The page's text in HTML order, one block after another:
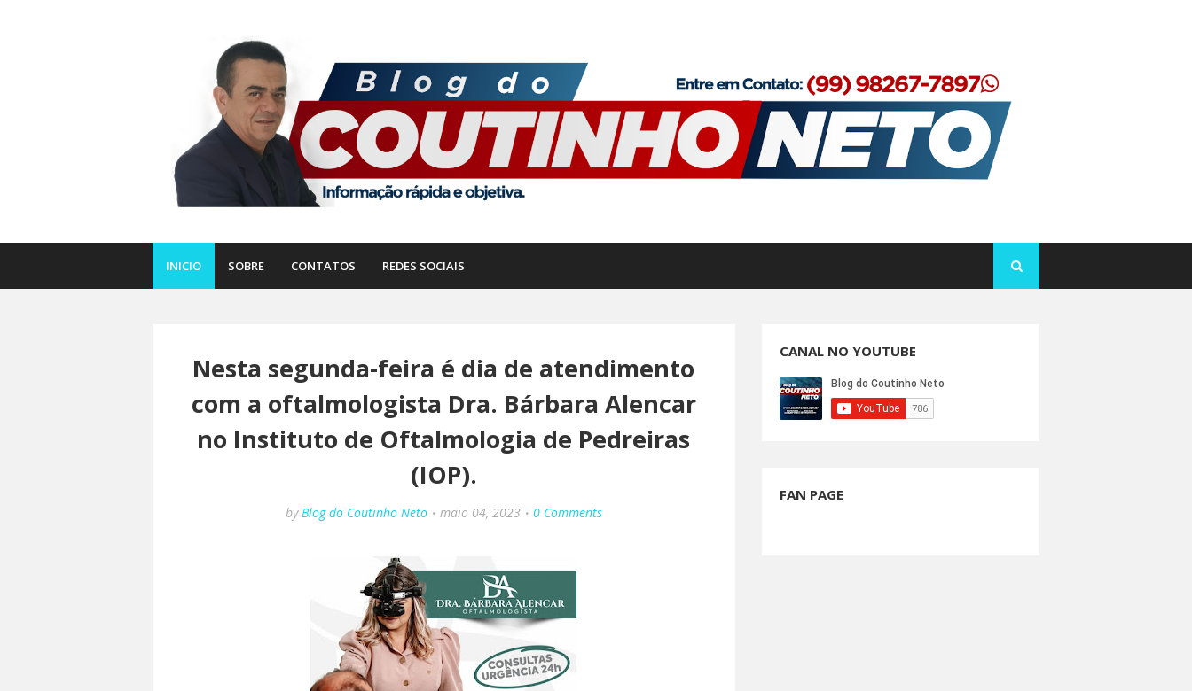
INICIO SOBRE CONTATOS REDES SOCIAIS
Nesta segunda-feira é dia de atendimento
com a oftalmologista Dra. Bárbara Alencar
no Instituto de Oftalmologia de Pedreiras
(IOP).
by Blog do Coutinho Neto maio 04, 2023 0 Comments
CANAL NO YOUTUBE
FAN PAGE